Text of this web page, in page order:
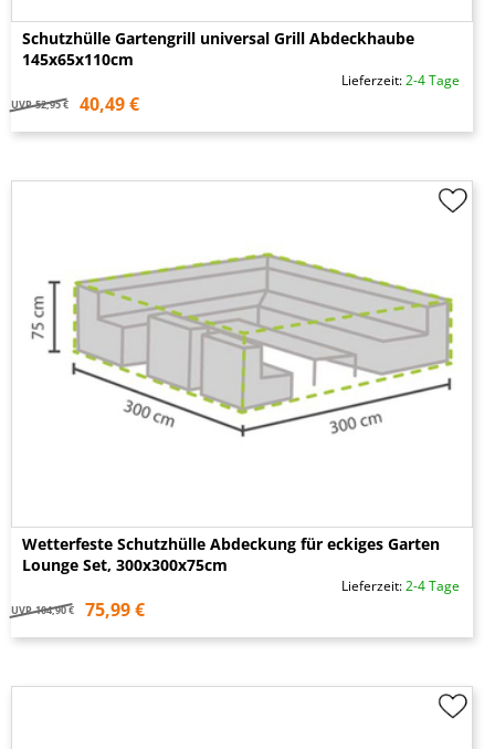
Schutzhülle Gartengrill universal Grill Abdeckhaube
145x65x110cm
Lieferzeit:2-4 Tage
UVP 52,95 € 40,49 €
Wetterfeste Schutzhülle Abdeckung für eckiges Garten
Lounge Set, 300x300x75cm
Lieferzeit:2-4 Tage
UVP 104,90 € 75,99 €